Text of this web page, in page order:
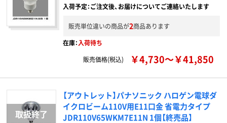
入荷予定：ご注文後、お届けについてご連絡いたします
販売単位違いの商品が2商品あります
在庫：入荷待ち
販売価格(税込)
￥4,730～￥41,850
【アウトレット】パナソニック ハロゲン電球ダ
イクロビーム110V用E11口金 省電力タイプ
JDR110V65WKM7E11N 1個【終売品】